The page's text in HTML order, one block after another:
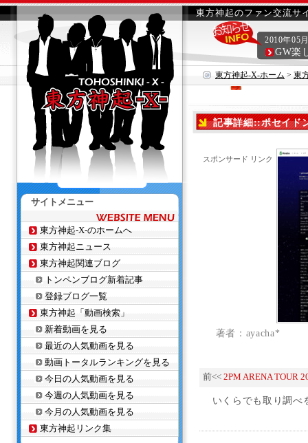
東方神起のファン交流サ
東方神起-X-ホーム > 東
2010年05
GW楽
記事詳細::ポセイド
スポンサード リンク
著者：ayacha*
前<< 2PM ARENA TOUR
いくらでも取り調べ
サイトメニュー
東方神起-X-のホームへ
東方神起ニュース
東方神起関連ブログ
トンペンブログ新着記事
登録ブログ一覧
東方神起「動画検索」
新着動画を見る
最近の人気動画を見る
動画トータルランキングを見る
今日の人気動画を見る
今週の人気動画を見る
今月の人気動画を見る
東方神起リンク集